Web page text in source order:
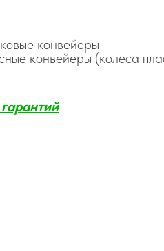
конвейеры
конвейеры (колеса
й